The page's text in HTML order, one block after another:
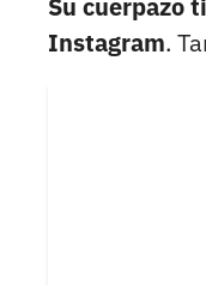
Su cuerpazo
Instagram.